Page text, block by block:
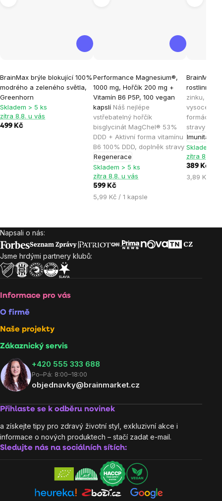
BrainMax brýle blokující 100%
modrého a zeleného světla,
Greenhorn
hodnocení
produktu
je
4,4
z
Skladem > 5 ks
zítra 8.8. u vás
499 Kč
Performance Magnesium®,
1000 mg, Hořčík 200 mg +
Vitamín B6 P5P, 100 vegan
kapslí Náš nejlépe
vstřebatelný hořčík
bisglycinát MagChel® 53%
DDD + Aktivní forma vitamínu
B6 100% DDD, doplněk stravy
Regenerace
hodnocení
produktu
je
4,9
z
5
hvězdiček.
Skladem > 5 ks
zítra 8.8. u vás
599 Kč
Měrná
5,99 Kč / 1 kapsle
BrainMax
zinku,
vysoce
formách,
stravy
Imunita
produktu
je
4,9
z
5
Skladem >
zítra 8.8. u
389 Kč
Měrná
3,89 Kč / 1
Zápatí
Napsali o nás:
Jsme hrdými partnery klubů:
Informace pro vás
O firmě
Naše projekty
Zákaznický servis
‭+420 555 333 688
Po–Pá: 8:00–18:00
objednavky@brainmarket.cz
Přihlaste se k odběru novinek
a získejte tipy pro zdravý životní styl, exkluzivní akce i
informace o nových produktech – stačí zadat e-mail.
Sledujte nás na sociálních sítích: